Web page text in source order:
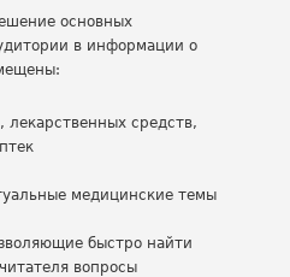
основных
в информации о
лекарственных средств,
медицинские темы
быстро найти
вопросы